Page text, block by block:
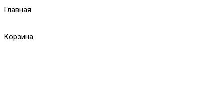
Главная
Корзина